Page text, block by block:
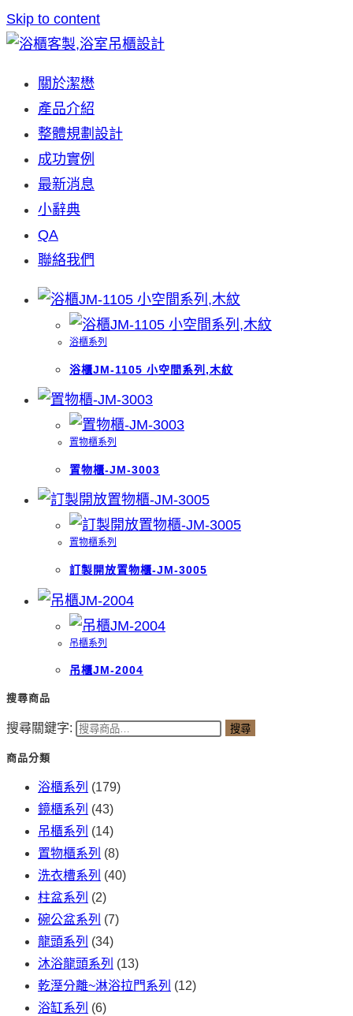
Skip to content
關於潔懋
產品介紹
整體規劃設計
成功實例
最新消息
小辭典
QA
聯絡我們
浴櫃系列
浴櫃JM-1105 小空間系列,木紋
置物櫃系列
置物櫃-JM-3003
置物櫃系列
訂製開放置物櫃-JM-3005
吊櫃系列
吊櫃JM-2004
搜尋商品
搜尋關鍵字: 搜尋
商品分類
浴櫃系列 (179)
鏡櫃系列 (43)
吊櫃系列 (14)
置物櫃系列 (8)
洗衣槽系列 (40)
柱盆系列 (2)
碗公盆系列 (7)
龍頭系列 (34)
沐浴龍頭系列 (13)
乾溼分離~淋浴拉門系列 (12)
浴缸系列 (6)